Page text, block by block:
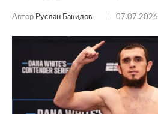
Автор Руслан Бакидов 07.07.2026